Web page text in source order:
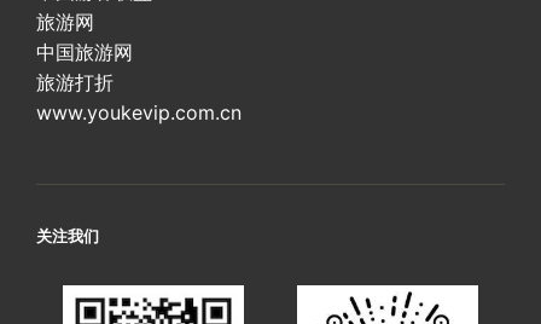
旅游网
中国旅游网
旅游打折
www.youkevip.com.cn
关注我们